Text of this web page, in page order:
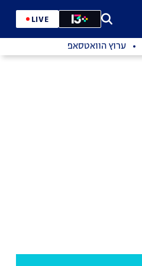
LIVE
ערוץ הוואטסאפ